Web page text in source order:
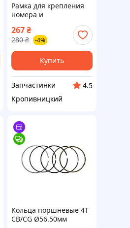
Рамка для крепления
номера и
регулируемым углом
наклона черная
(KOMATCU) ВССМ ПД
327185
267₴
280 ₴ -4%
Купить
Запчастинки
4.5
Кропивницкий
Кольца поршневые 4T
CB/CG Ø56.50мм